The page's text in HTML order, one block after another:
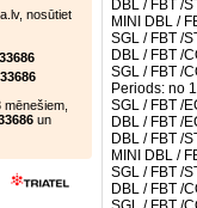
nosūtiet
un
DBL / FBT /
MINI DBL /
SGL / FBT /
DBL / FBT /
SGL / FBT /
Periods: no
SGL / FBT /
DBL / FBT /
DBL / FBT /
MINI DBL /
SGL / FBT /
DBL / FBT /